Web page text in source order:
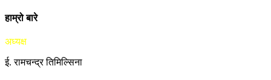
हाम्रो बारे
अध्यक्ष
ई. रामचन्द्र तिमिल्सिना